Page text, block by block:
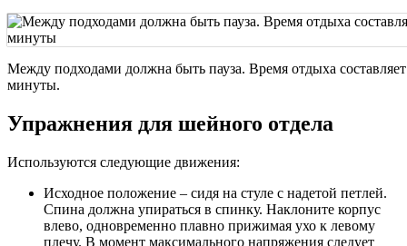
Между подходами должна быть пауза. Время отдыха
минуты.
Упражнения для шейного отдела
Используются следующие движения:
Исходное положение – сидя на стуле с надетой петлей.
Спина должна упираться в спинку. Наклоните корпус
влево, одновременно плавно прижимая ухо к левому
плечу. В момент максимального напряжения следует